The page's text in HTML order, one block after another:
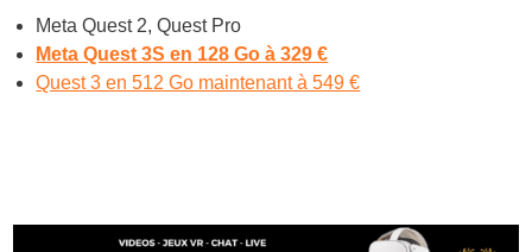
Meta Quest 2, Quest Pro
Meta Quest 3S en 128 Go à 329 €
Quest 3 en 512 Go maintenant à 549 €